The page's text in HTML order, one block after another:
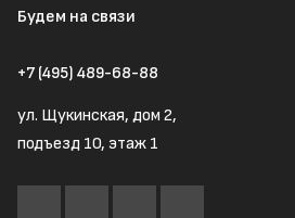
Будем на связи
+7 (495) 489-68-88
ул. Щукинская, дом 2,
подъезд 10, этаж 1